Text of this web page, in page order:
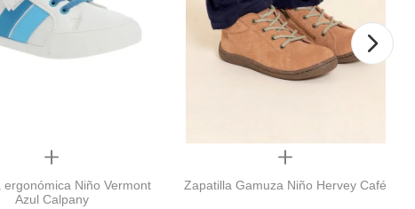
Quickview
ergonómica Niño Vermont
Azul Calpany
Quickview
Zapatilla Gamuza Niño Hervey Café